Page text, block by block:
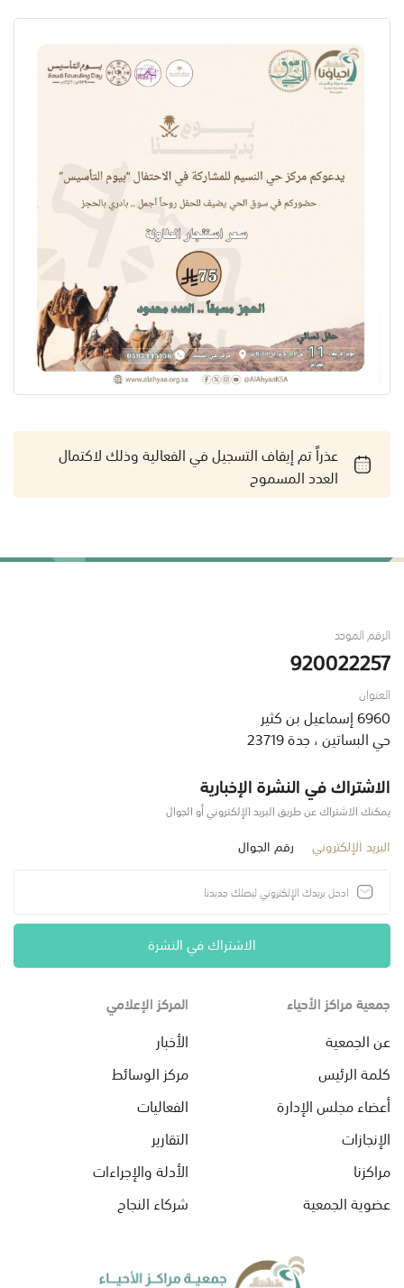
عذراً تم إيقاف التسجيل في الفعالية وذلك لاكتمال
العدد المسموح
الرقم الموحد
920022257
العنوان
6960 إسماعيل بن كثير
حي البساتين ، جدة 23719
الاشتراك في النشرة الإخبارية
يمكنك الاشتراك عن طريق البريد الإلكتروني أو الجوال
البريد الإلكتروني رقم الجوال
الاشتراك في النشرة
جمعية مراكز الأحياء
عن الجمعية
كلمة الرئيس
أعضاء مجلس الإدارة
الإنجازات
مراكزنا
عضوية الجمعية
المركز الإعلامي
الأخبار
مركز الوسائط
الفعاليات
التقارير
الأدلة والإجراءات
شركاء النجاح